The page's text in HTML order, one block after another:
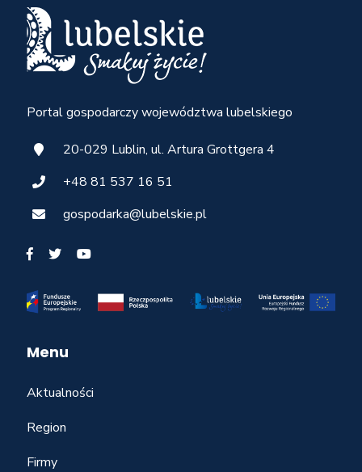
Portal gospodarczy województwa lubelskiego
20-029 Lublin, ul. Artura Grottgera 4
+48 81 537 16 51
gospodarka@lubelskie.pl
Menu
Aktualności
Region
Firmy